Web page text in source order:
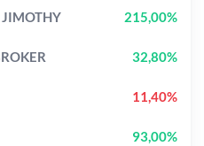
JIMOTHY 215,00%
32,80%
11,40%
93,00%